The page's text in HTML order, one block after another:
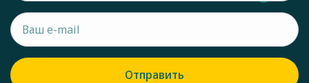
Отправить